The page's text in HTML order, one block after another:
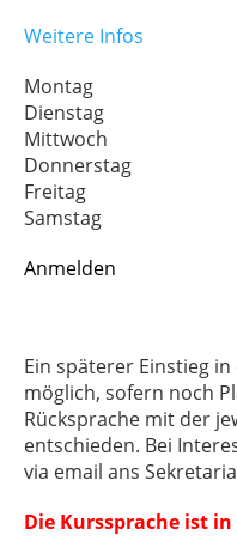
Weitere Infos
Montag
Dienstag
Mittwoch
Donnerstag
Freitag
Samstag
Anmelden
Ein späterer Einstieg
möglich, sofern noch
Rücksprache mit der
entschieden. Bei
via email ans
Die Kurssprache ist